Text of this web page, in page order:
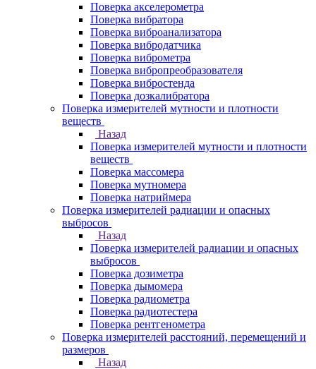
Поверка акселерометра
Поверка вибратора
Поверка виброанализатора
Поверка вибродатчика
Поверка виброметра
Поверка вибропреобразователя
Поверка вибростенда
Поверка дозкалибратора
Поверка измерителей мутности и плотности
веществ
Назад
Поверка измерителей мутности и плотности
веществ
Поверка массомера
Поверка мутномера
Поверка натриймера
Поверка измерителей радиации и опасных
выбросов
Назад
Поверка измерителей радиации и опасных
выбросов
Поверка дозиметра
Поверка дымомера
Поверка радиометра
Поверка радиотестера
Поверка рентгенометра
Поверка измерителей расстояний, перемещений и
размеров
Назад